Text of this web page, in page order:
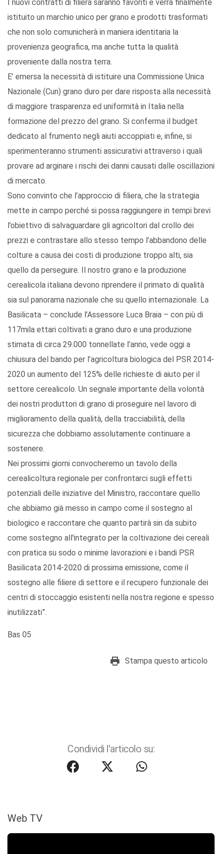
I nuovi contratti di filiera saranno favoriti e verrà finalmente
istituito un marchio unico per grano e prodotti trasformati
che non solo comunicherà in maniera identitaria la
provenienza geografica, ma anche tutta la qualità
proveniente dalla nostra terra.
E’ emersa la necessità di istituire una Commissione Unica
Nazionale (Cun) grano duro per dare risposta alla necessità
di maggiore trasparenza ed uniformità in Italia nella
formazione del prezzo del grano. Si conferma il budget
dedicato al frumento negli aiuti accoppiati e, infine, si
sperimenteranno strumenti assicurativi attraverso i quali
provare ad arginare i rischi dei danni causati dalle oscillazioni
di mercato.
Sono convinto che l’approccio di filiera, che la strategia
mette in campo perché si possa raggiungere in tempi brevi
l’obiettivo di salvaguardare gli agricoltori dal crollo dei
prezzi e contrastare allo stesso tempo l’abbandono delle
colture a causa dei costi di produzione troppo alti, sia
quello da perseguire. Il nostro grano e la produzione
cerealicola italiana devono riprendere il primato di qualità
sia sul panorama nazionale che su quello internazionale. La
Basilicata – conclude l’Assessore Luca Braia – con più di
117mila ettari coltivati a grano duro e una produzione
stimata di circa 29.000 tonnellate l’anno, vede oggi a
chiusura del bando per l’agricoltura biologica del PSR 2014-
2020 un aumento del 125% delle richieste di aiuto per il
settore cerealicolo. Un segnale importante della volontà
dei nostri produttori di grano di proseguire nel lavoro di
miglioramento della qualità, della tracciabilità, della
sicurezza che dobbiamo assolutamente continuare a
sostenere.
Nei prossimi giorni convocheremo un tavolo della
cerealicoltura regionale per confrontarci sugli effetti
potenziali delle iniziative del Ministro, raccontare quello
che abbiamo già messo in campo come il sostegno al
biologico e raccontare che quanto partirà sin da subito
come sostegno all'integrato per la coltivazione dei cereali
con pratica su sodo o minime lavorazioni e i bandi PSR
Basilicata 2014-2020 di prossima emissione, come il
sostegno alle filiere di settore e il recupero funzionale dei
centri di stoccaggio esistenti nella nostra regione e spesso
inutilizzati”.
Bas 05
Stampa questo articolo
Condividi l'articolo su:
Web TV